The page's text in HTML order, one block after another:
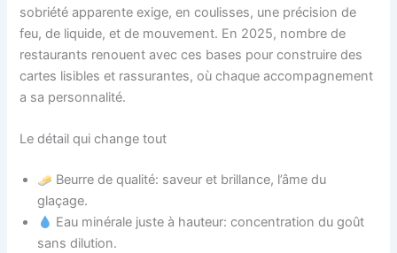
sobriété apparente exige, en coulisses, une précision de
feu, de liquide, et de mouvement. En 2025, nombre de
restaurants renouent avec ces bases pour construire des
cartes lisibles et rassurantes, où chaque accompagnement
a sa personnalité.
Le détail qui change tout
Beurre de qualité: saveur et brillance, l’âme du
glaçage.
Eau minérale juste à hauteur: concentration du goût
sans dilution.